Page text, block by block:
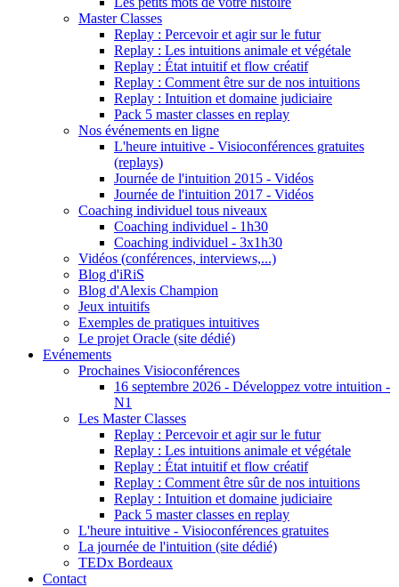
Master Classes
Replay : Percevoir et agir sur le futur
Replay : Les intuitions animale et végétale
Replay : État intuitif et flow créatif
Replay : Comment être sur de nos intuitions
Replay : Intuition et domaine judiciaire
Pack 5 master classes en replay
Nos événements en ligne
L'heure intuitive - Visioconférences gratuites
(replays)
Journée de l'intuition 2015 - Vidéos
Journée de l'intuition 2017 - Vidéos
Coaching individuel tous niveaux
Coaching individuel - 1h30
Coaching individuel - 3x1h30
Vidéos (conférences, interviews,...)
Blog d'iRiS
Blog d'Alexis Champion
Jeux intuitifs
Exemples de pratiques intuitives
Le projet Oracle (site dédié)
Evénements
Prochaines Visioconférences
16 septembre 2026 - Développez votre intuition -
N1
Les Master Classes
Replay : Percevoir et agir sur le futur
Replay : Les intuitions animale et végétale
Replay : État intuitif et flow créatif
Replay : Comment être sûr de nos intuitions
Replay : Intuition et domaine judiciaire
Pack 5 master classes en replay
L'heure intuitive - Visioconférences gratuites
La journée de l'intuition (site dédié)
TEDx Bordeaux
Contact